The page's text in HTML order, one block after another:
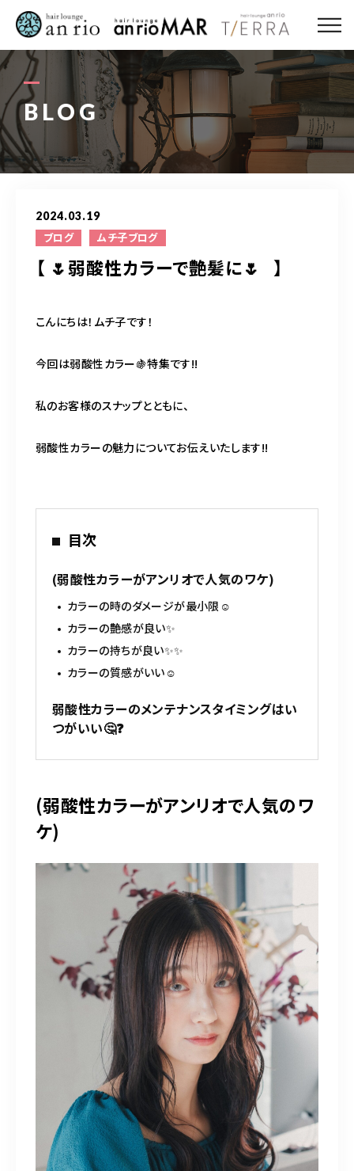
BLOG
2024.03.19
ブログ ムチ子ブログ
【 🌷弱酸性カラーで艶髪に🌷⠀】
こんにちは！ムチ子です！
今回は弱酸性カラー🍇特集です!!
私のお客様のスナップとともに、
弱酸性カラーの魅力についてお伝えいたします!!
目次
(弱酸性カラーがアンリオで人気のワケ)
カラーの時のダメージが最小限☺︎
カラーの艶感が良い✨
カラーの持ちが良い✨✨
カラーの質感がいい☺︎
弱酸性カラーのメンテナンスタイミングはい
つがいい🤔❓
(弱酸性カラーがアンリオで人気のワ
ケ)
ABOUT US
MENU
STYLE
STAFF〈anrio MAR〉
STAFF〈anrio TIERRA〉
RECRUIT 求人・採用
BLOG
ACCESS
CONTACT
【an rio】営業時間
098-917-5366
【anrio MAR】営業時間 10:00～19:00（日月除く）
098-917-5366
【anrio TIERRA】営業時間